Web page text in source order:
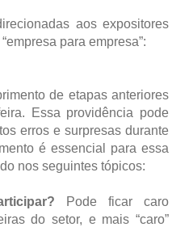
aos expositores
para empresa”:
de etapas anteriores
Essa providência pode
erros e surpresas durante
é essencial para essa
nos seguintes tópicos:
Pode ficar caro
do setor, e mais “caro”